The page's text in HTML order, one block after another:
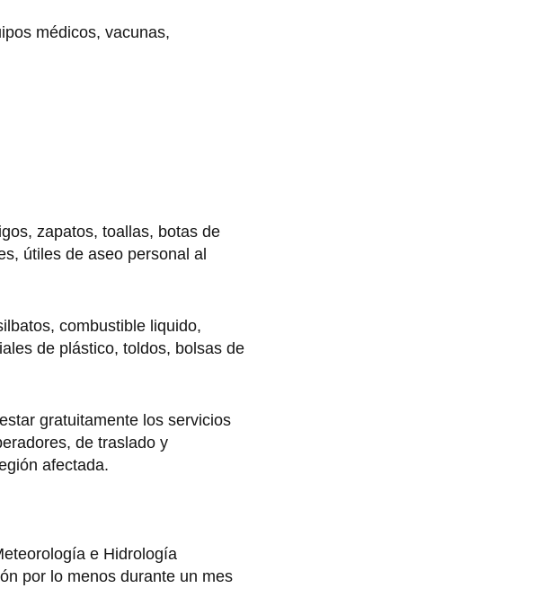
médicos, vacunas,
zapatos, toallas, botas de
útiles de aseo personal al
combustible liquido,
de plástico, toldos, bolsas de
gratuitamente los servicios
de traslado y
afectada.
e Hidrología
por lo menos durante un mes